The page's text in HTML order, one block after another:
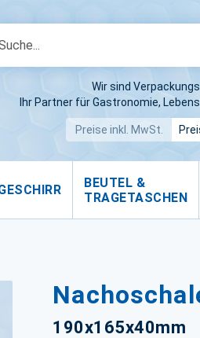
Wir sind
Ihr Partner für Gastronomie,
Preise inkl. MwSt.
BEUTEL &
TRAGETASCHEN
190x165x40mm